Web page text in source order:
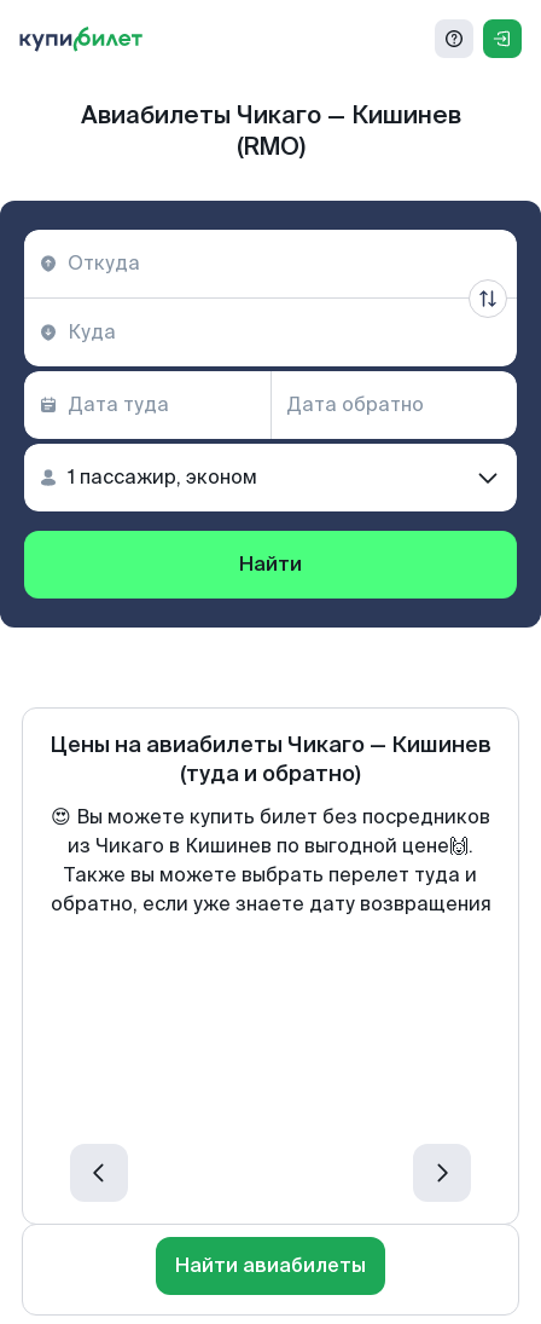
Авиабилеты Чикаго — Кишинев
(RMO)
Найти
Цены на авиабилеты Чикаго — Кишинев
(туда и обратно)
😍 Вы можете купить билет без посредников
из Чикаго в Кишинев по выгодной цене🙌.
Также вы можете выбрать перелет туда и
обратно, если уже знаете дату возвращения
Найти авиабилеты